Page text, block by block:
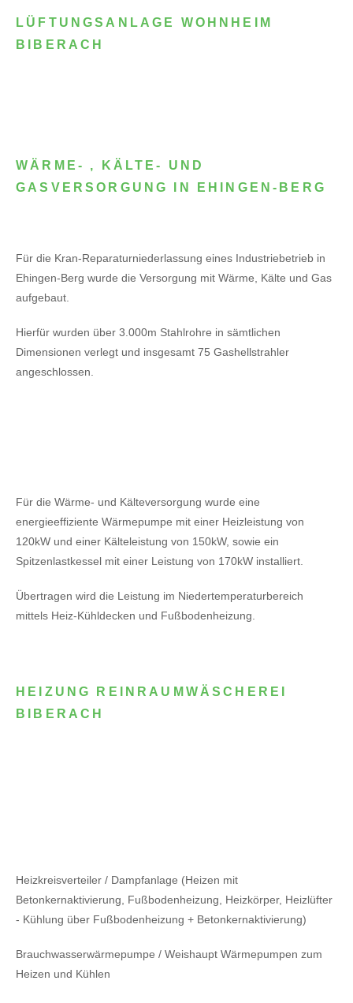
LÜFTUNGSANLAGE WOHNHEIM
BIBERACH
WÄRME- , KÄLTE- UND
GASVERSORGUNG IN EHINGEN-BERG
Für die Kran-Reparaturniederlassung eines Industriebetrieb in
Ehingen-Berg wurde die Versorgung mit Wärme, Kälte und Gas
aufgebaut.
Hierfür wurden über 3.000m Stahlrohre in sämtlichen
Dimensionen verlegt und insgesamt 75 Gashellstrahler
angeschlossen.
Für die Wärme- und Kälteversorgung wurde eine
energieeffiziente Wärmepumpe mit einer Heizleistung von
120kW und einer Kälteleistung von 150kW, sowie ein
Spitzenlastkessel mit einer Leistung von 170kW installiert.
Übertragen wird die Leistung im Niedertemperaturbereich
mittels Heiz-Kühldecken und Fußbodenheizung.
HEIZUNG REINRAUMWÄSCHEREI
BIBERACH
Heizkreisverteiler / Dampfanlage (Heizen mit
Betonkernaktivierung, Fußbodenheizung, Heizkörper, Heizlüfter
- Kühlung über Fußbodenheizung + Betonkernaktivierung)
Brauchwasserwärmepumpe / Weishaupt Wärmepumpen zum
Heizen und Kühlen